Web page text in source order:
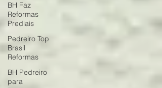
BH Faz
Reformas
Prediais
Pedreiro Top
Brasil
Reformas
BH Pedreiro
para